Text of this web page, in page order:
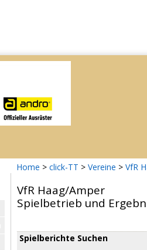
Home > click-TT > Vereine > VfR
VfR Haag/Amper
Spielbetrieb und
Spielberichte Suchen